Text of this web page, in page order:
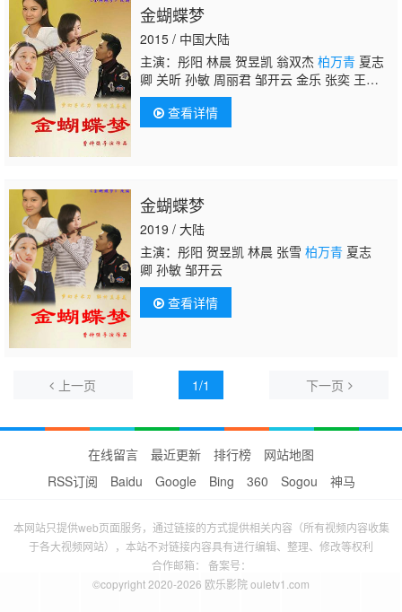
金蝴蝶梦
2015 / 中国大陆
主演：彤阳 林晨 贺昱凯 翁双杰 柏万青夏志
卿 关昕 孙敏 周丽君 邹开云 金乐 张奕 王
爽 李晓薇 张雪
查看详情
金蝴蝶梦
2019 / 大陆
主演：彤阳 贺昱凯 林晨 张雪 柏万青夏志
卿 孙敏 邹开云
查看详情
上一页 1/1 下一页
在线留言 最近更新 排行榜
网站地图
RSS订阅
Baidu Google Bing 360 Sogou 神马
本网站只提供web页面服务，通过链接的方式提供相关内容（所有视频内容收集
于各大视频网站），本站不对链接内容具有进行编辑、整理、修改等权利
合作邮箱： 备案号：
©copyright 2020-2026 欧乐影院 ouletv1.com